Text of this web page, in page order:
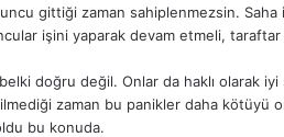
gittiği zaman sahiplenmezsin.
işini yaparak devam etmeli, taraftar
doğru değil. Onlar da haklı olarak
zaman bu panikler daha kötüyü
bu konuda.